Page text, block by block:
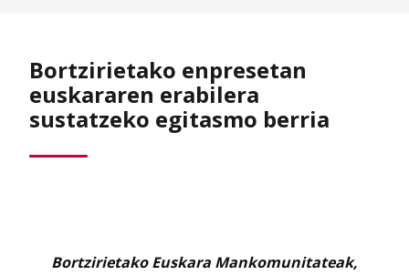
Bortzirietako enpresetan
euskararen erabilera
sustatzeko egitasmo berria
Bortzirietako Euskara Mankomunitateak,